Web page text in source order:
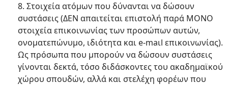
8. Στοιχεία ατόμων που δύνανται να δώσουν
συστάσεις (ΔΕΝ απαιτείται επιστολή παρά ΜΟΝΟ
στοιχεία επικοινωνίας των προσώπων αυτών,
ονοματεπώνυμο, ιδιότητα και e-maιl επικοινωνίας).
Ως πρόσωπα που μπορούν να δώσουν συστάσεις
γίνονται δεκτά, τόσο διδάσκοντες του ακαδημαϊκού
χώρου σπουδών, αλλά και στελέχη φορέων που